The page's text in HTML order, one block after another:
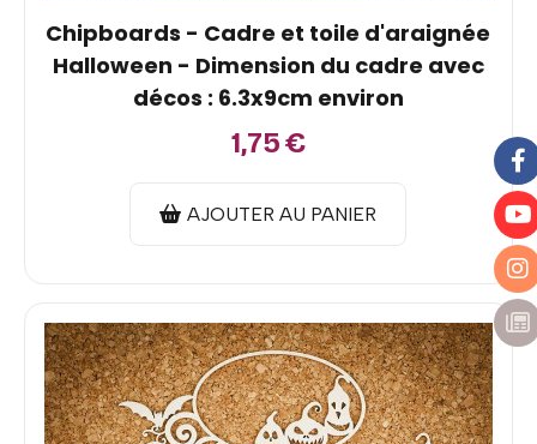
Chipboards - Cadre et toile d'araignée
Halloween - Dimension du cadre avec
décos : 6.3x9cm environ
1,75€
AJOUTER AU PANIER